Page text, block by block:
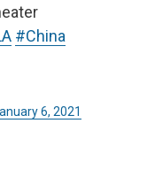
#China
6, 2021